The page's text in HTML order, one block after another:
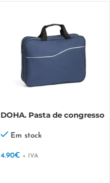
DOHA. Pasta de congresso
Em stock
4.90€ + IVA